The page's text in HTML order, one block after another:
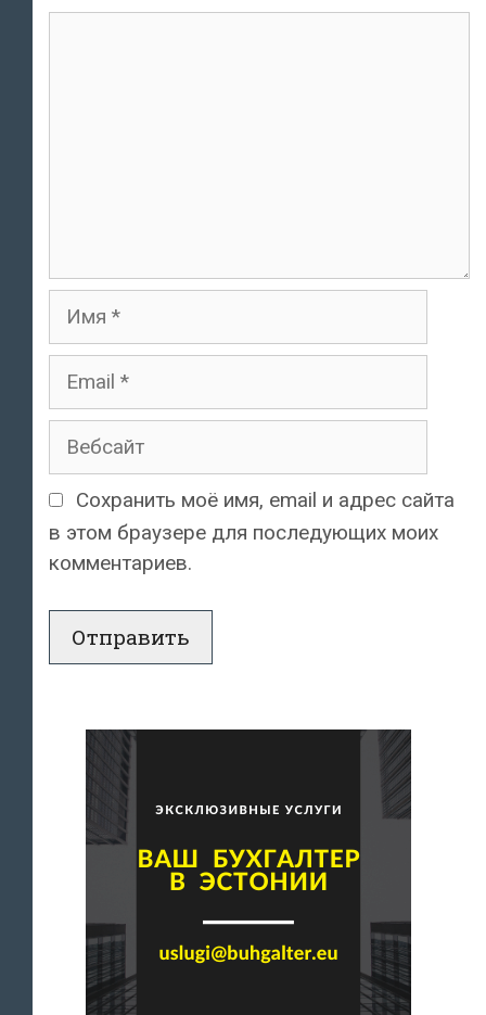
Имя
Email
Вебсайт
Сохранить моё имя, email и адрес сайта
в этом браузере для последующих моих
комментариев.